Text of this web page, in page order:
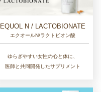
EQUOL N / LACTOBIONATE
エクオールN/ラクトビオン酸
ゆらぎやすい女性の心と体に、
医師と共同開発したサプリメント